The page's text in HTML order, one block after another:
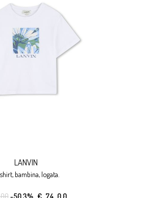
LANVIN
bambina, logata.
-50.3% € 74.00